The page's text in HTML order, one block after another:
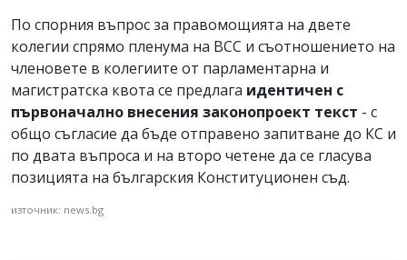
По спорния въпрос за правомощията на двете
колегии спрямо пленума на ВСС и съотношението на
членовете в колегиите от парламентарна и
магистратска квота се предлага идентичен с
първоначално внесения законопроект текст - с
общо съгласие да бъде отправено запитване до КС и
по двата въпроса и на второ четене да се гласува
позицията на българския Конституционен съд.
източник: news.bg